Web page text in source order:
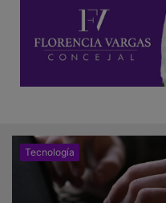
Tecnología